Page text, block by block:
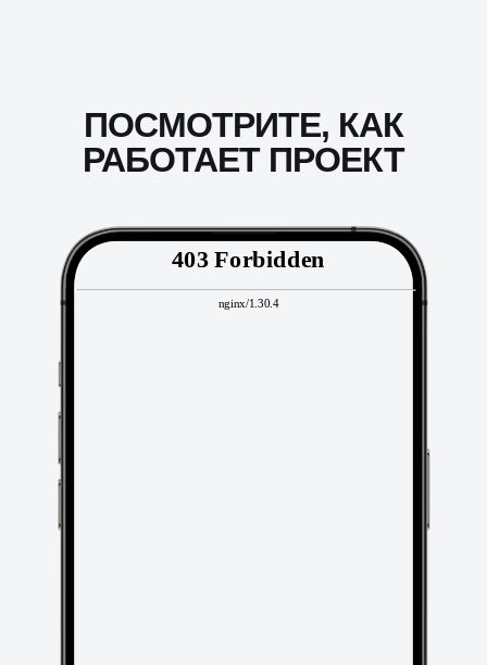
ПОСМОТРИТЕ, КАК
РАБОТАЕТ ПРОЕКТ